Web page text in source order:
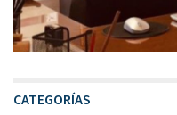
CATEGORÍAS